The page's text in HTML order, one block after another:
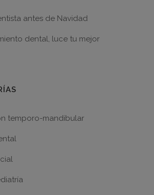
antes de Navidad
dental, luce tu mejor
temporo-mandibular